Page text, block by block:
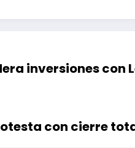
inversiones con
con cierre